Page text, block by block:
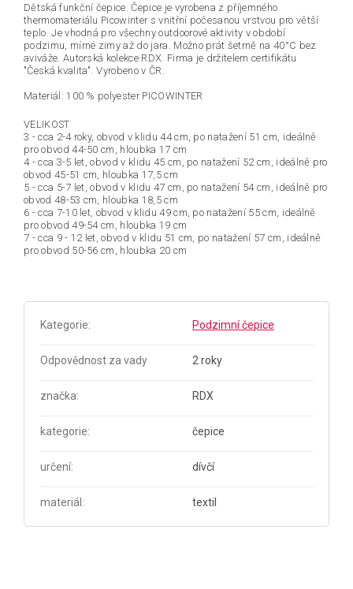
Dětská funkční čepice. Čepice je vyrobena z příjemného
thermomateriálu Picowinter s vnitřní počesanou vrstvou pro větší
teplo. Je vhodná pro všechny outdoorové aktivity v období
podzimu, mírné zimy až do jara. Možno prát šetrně na 40°C bez
aviváže. Autorská kolekce RDX. Firma je držitelem certifikátu
"Česká kvalita". Vyrobeno v ČR.
Materiál: 100 % polyester PICOWINTER
VELIKOST
3 - cca 2-4 roky, obvod v klidu 44 cm, po natažení 51 cm, ideálně
pro obvod 44-50 cm, hloubka 17 cm
4 - cca 3-5 let, obvod v klidu 45 cm, po natažení 52 cm, ideálně pro
obvod 45-51 cm, hloubka 17,5 cm
5 - cca 5-7 let, obvod v klidu 47 cm, po natažení 54 cm, ideálně pro
obvod 48-53 cm, hloubka 18,5 cm
6 - cca 7-10 let, obvod v klidu 49 cm, po natažení 55 cm, ideálně
pro obvod 49-54 cm, hloubka 19 cm
7 - cca 9 - 12 let, obvod v klidu 51 cm, po natažení 57 cm, ideálně
pro obvod 50-56 cm, hloubka 20 cm
Kategorie: Podzimní čepice
Odpovědnost za vady 2 roky
značka: RDX
kategorie: čepice
určení: dívčí
materiál : textil